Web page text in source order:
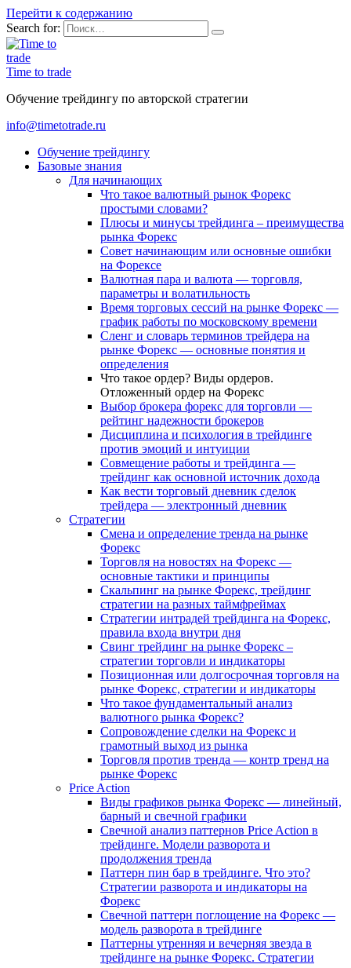
Перейти к содержанию
Search for:
Time to trade
Обучение трейдингу по авторской стратегии
info@timetotrade.ru
Обучение трейдингу
Базовые знания
Для начинающих
Что такое валютный рынок Форекс
простыми словами?
Плюсы и минусы трейдинга – преимущества
рынка Форекс
Совет начинающим или основные ошибки
на Форексе
Валютная пара и валюта — торговля,
параметры и волатильность
Время торговых сессий на рынке Форекс —
график работы по московскому времени
Сленг и словарь терминов трейдера на
рынке Форекс — основные понятия и
определения
Что такое ордер? Виды ордеров.
Отложенный ордер на Форекс
Выбор брокера форекс для торговли —
рейтинг надежности брокеров
Дисциплина и психология в трейдинге
против эмоций и интуиции
Совмещение работы и трейдинга —
трейдинг как основной источник дохода
Как вести торговый дневник сделок
трейдера — электронный дневник
Стратегии
Смена и определение тренда на рынке
Форекс
Торговля на новостях на Форекс —
основные тактики и принципы
Скальпинг на рынке Форекс, трейдинг
стратегии на разных таймфреймах
Стратегии интрадей трейдинга на Форекс,
правила входа внутри дня
Свинг трейдинг на рынке Форекс –
стратегии торговли и индикаторы
Позиционная или долгосрочная торговля на
рынке Форекс, стратегии и индикаторы
Что такое фундаментальный анализ
валютного рынка Форекс?
Сопровождение сделки на Форекс и
грамотный выход из рынка
Торговля против тренда — контр тренд на
рынке Форекс
Price Action
Виды графиков рынка Форекс — линейный,
барный и свечной графики
Свечной анализ паттернов Price Action в
трейдинге. Модели разворота и
продолжения тренда
Паттерн пин бар в трейдинге. Что это?
Стратегии разворота и индикаторы на
Форекс
Свечной паттерн поглощение на Форекс —
модель разворота в трейдинге
Паттерны утренняя и вечерняя звезда в
трейдинге на рынке Форекс. Стратегии